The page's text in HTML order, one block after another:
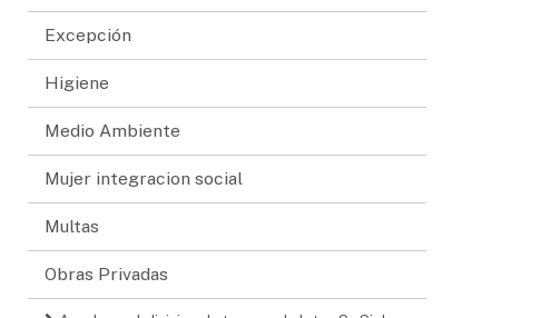
Excepción
Higiene
Medio Ambiente
Mujer integracion social
Multas
Obras Privadas